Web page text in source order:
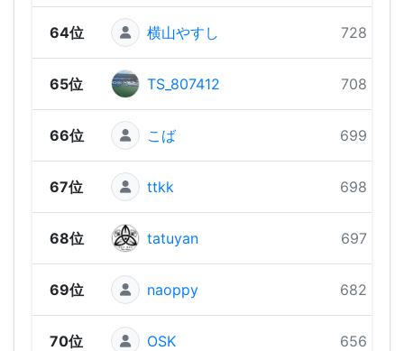
64位 横山やすし 728 pts
65位 TS_807412 708 pts
66位 こば 699 pts
67位 ttkk 698 pts
68位 tatuyan 697 pts
69位 naoppy 682 pts
70位 OSK 656 pts